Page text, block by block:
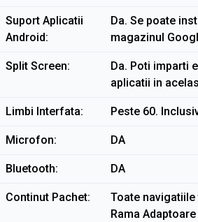
Suport Aplicatii
Android
Da. Se poate
magazinul
Split Screen
Da. Poti imparti
aplicatii in
Limbi Interfata Peste 60.
Microfon DA
Bluetooth DA
Continut Pachet
Toate navigatiile
Rama